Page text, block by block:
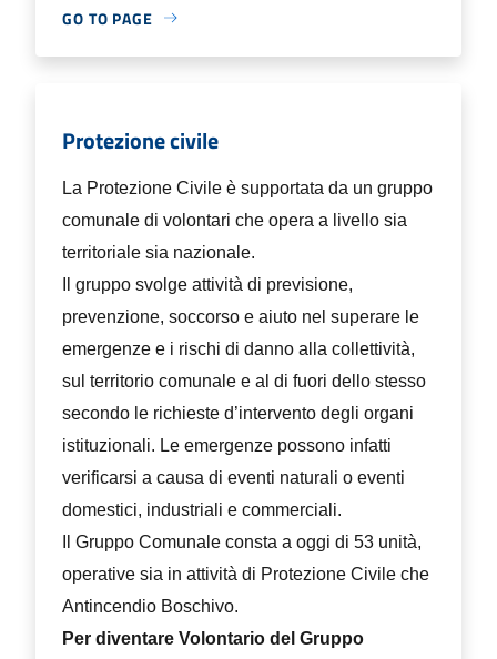
GO TO PAGE
Protezione civile
La Protezione Civile è supportata da un gruppo
comunale di volontari che opera a livello sia
territoriale sia nazionale.
Il gruppo svolge attività di previsione,
prevenzione, soccorso e aiuto nel superare le
emergenze e i rischi di danno alla collettività,
sul territorio comunale e al di fuori dello stesso
secondo le richieste d’intervento degli organi
istituzionali. Le emergenze possono infatti
verificarsi a causa di eventi naturali o eventi
domestici, industriali e commerciali.
Il Gruppo Comunale consta a oggi di 53 unità,
operative sia in attività di Protezione Civile che
Antincendio Boschivo.
Per diventare Volontario del Gruppo